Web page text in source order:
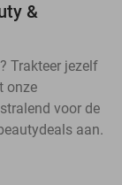
&
Trakteer jezelf
onze
voor de
aan.